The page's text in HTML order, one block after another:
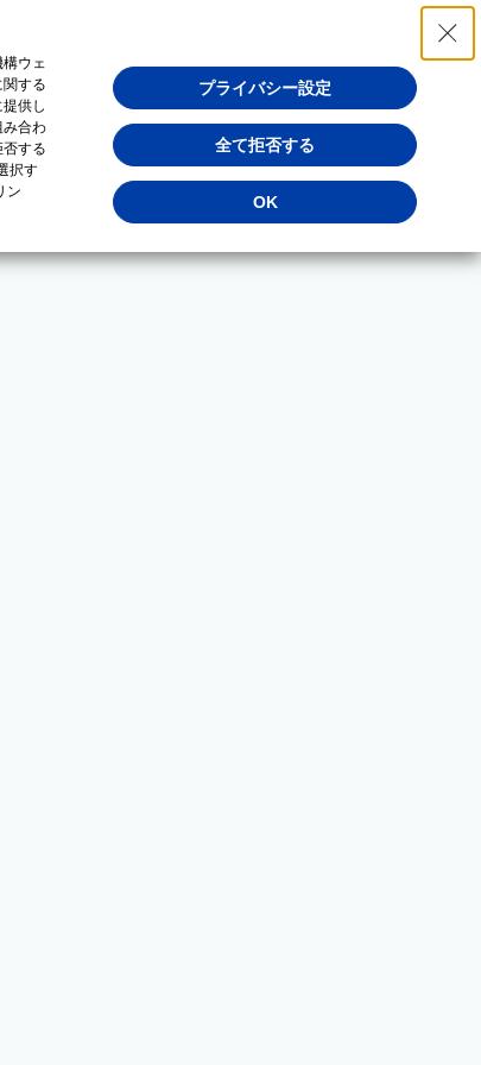
ウェ
する
供し
み合わ
する
択す
ン
プライバシー設定
全て拒否する
OK